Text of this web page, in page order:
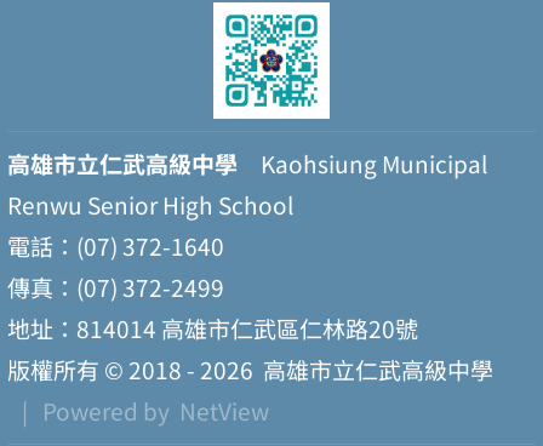
高雄市立仁武高級中學 Kaohsiung Municipal
Renwu Senior High School
電話：(07) 372-1640
傳真：(07) 372-2499
地址：814014 高雄市仁武區仁林路20號
版權所有 © 2018 - 2026 高雄市立仁武高級中學
| Powered by NetView